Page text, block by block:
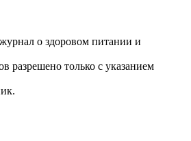
о здоровом питании и
разрешено только с указанием